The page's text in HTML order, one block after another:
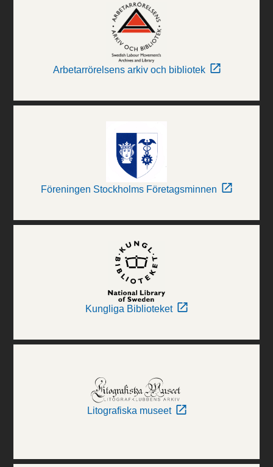
Arbetarrörelsens arkiv och bibliotek
Föreningen Stockholms Företagsminnen
Kungliga Biblioteket
Litografiska museet